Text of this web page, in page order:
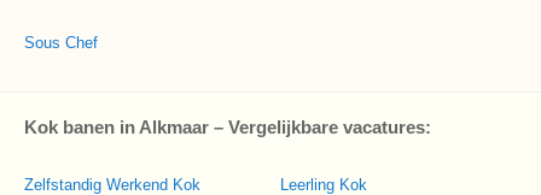
Sous Chef
Kok banen in Alkmaar – Vergelijkbare vacatures:
Zelfstandig Werkend Kok Leerling Kok